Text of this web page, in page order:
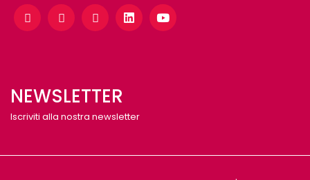
NEWSLETTER
Iscriviti alla nostra newsletter